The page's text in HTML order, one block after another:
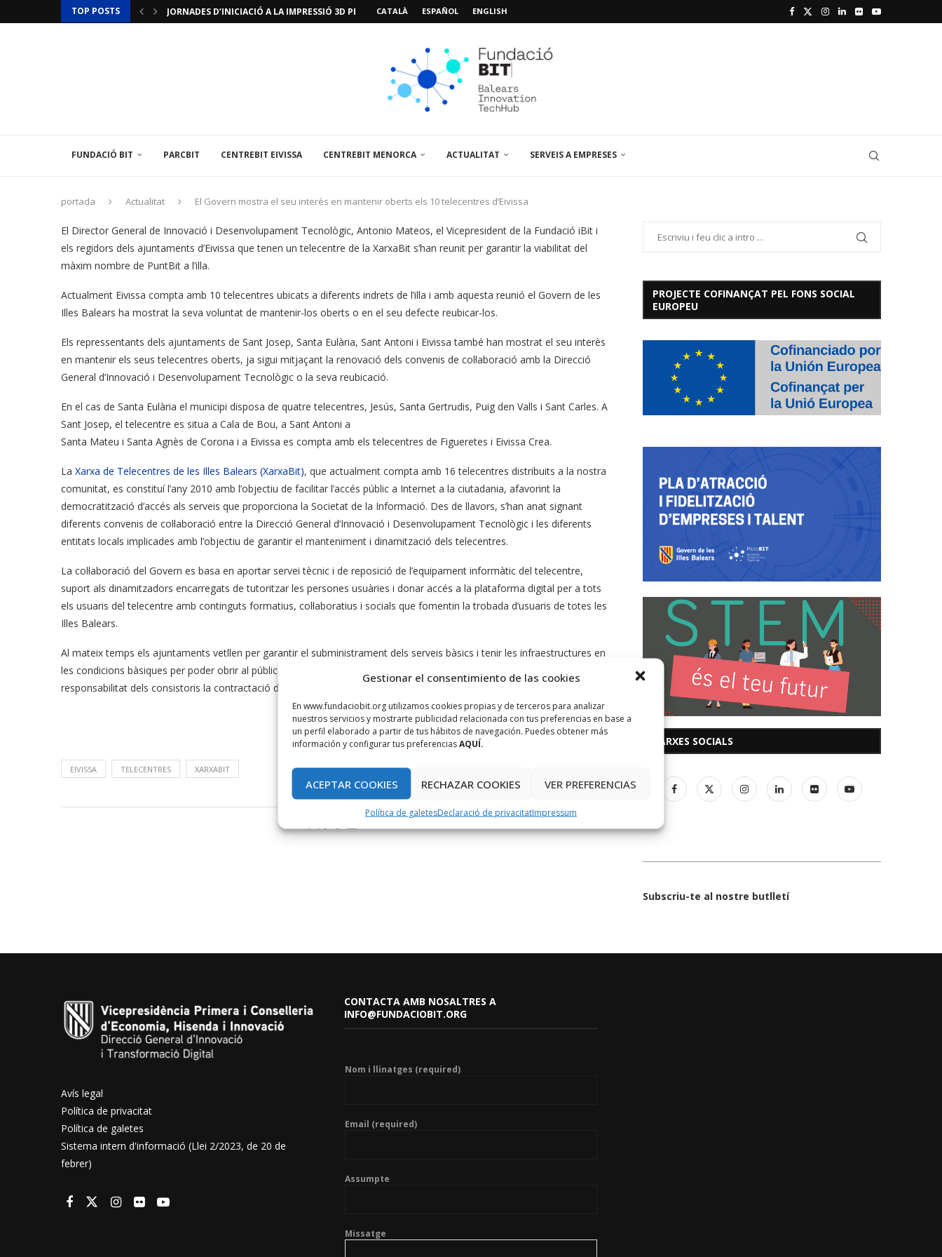
Gestionar el consentimiento de las cookies
En www.fundaciobit.org utilizamos cookies propias y de terceros para analizar
nuestros servicios y mostrarte publicidad relacionada con tus preferencias en base a
un perfil elaborado a partir de tus hábitos de navegación. Puedes obtener más
información y configurar tus preferenciasAQUÍ.
ACEPTAR COOKIES RECHAZAR COOKIES VER PREFERENCIAS
Política de galetesDeclaració de privacitatImpressum
TOP POSTS
JORNADES D’INICIACIÓ A LA IMPRESSIÓ 3D PER A...CATALÀ ESPAÑOL ENGLISH
FUNDACIÓ BIT PARCBIT CENTREBIT EIVISSA CENTREBIT MENORCA ACTUALITAT SERVEIS A EMPRESES
portada Actualitat El Govern mostra el seu interès en mantenir oberts els 10 telecentres d’Eivissa
El Director General de Innovació i Desenvolupament Tecnològic, Antonio Mateos, el Vicepresident de la Fundació iBit i
els regidors dels ajuntaments d’Eivissa que tenen un telecentre de la XarxaBit s’han reunit per garantir la viabilitat del
màxim nombre de PuntBit a l’illa.
Actualment Eivissa compta amb 10 telecentres ubicats a diferents indrets de l’illa i amb aquesta reunió el Govern de les
Illes Balears ha mostrat la seva voluntat de mantenir-los oberts o en el seu defecte reubicar-los.
Els repressentants dels ajuntaments de Sant Josep, Santa Eulària, Sant Antoni i Eivissa també han mostrat el seu interès
en mantenir els seus telecentres oberts, ja sigui mitjaçant la renovació dels convenis de col·laboració amb la Direcció
General d’Innovació i Desenvolupament Tecnològic o la seva reubicació.
En el cas de Santa Eulària el municipi disposa de quatre telecentres, Jesús, Santa Gertrudis, Puig den Valls i Sant Carles. A
Sant Josep, el telecentre es situa a Cala de Bou, a Sant Antoni a
Santa Mateu i Santa Agnès de Corona i a Eivissa es compta amb els telecentres de Figueretes i Eivissa Crea.
La Xarxa de Telecentres de les Illes Balears (XarxaBit), que actualment compta amb 16 telecentres distribuits a la nostra
comunitat, es constituí l’any 2010 amb l’objectiu de facilitar l’accés públic a Internet a la ciutadania, afavorint la
democratització d’accés als serveis que proporciona la Societat de la Informació. Des de llavors, s’han anat signant
diferents convenis de col·laboració entre la Direcció General d’Innovació i Desenvolupament Tecnològic i les diferents
entitats locals implicades amb l’objectiu de garantir el manteniment i dinamització dels telecentres.
La col·laboració del Govern es basa en aportar servei tècnic i de reposició de l’equipament informàtic del telecentre,
suport als dinamitzadors encarregats de tutoritzar les persones usuàries i donar accés a la plataforma digital per a tots
els usuaris del telecentre amb continguts formatius, col·laboratius i socials que fomentin la trobada d’usuaris de totes les
Illes Balears.
Al mateix temps els ajuntaments vetllen per garantir el subministrament dels serveis bàsics i tenir les infraestructures en
les condicions bàsiques per poder obrir al públic i fer-les accessibles per a persones amb discapacitat. A més a més, és
responsabilitat dels consistoris la contractació del personal dinamitzador del telecentre.
EIVISSA TELECENTRES XARXABIT
PROJECTE COFINANÇAT PEL FONS SOCIAL
EUROPEU
XARXES SOCIALS
Subscriu-te al nostre butlletí
Avís legal
Política de privacitat
Política de galetes
Sistema intern d'informació (Llei 2/2023, de 20 de
febrer)
CONTACTA AMB NOSALTRES A
INFO@FUNDACIOBIT.ORG
Nom i llinatges (required)
Email (required)
Assumpte
Missatge